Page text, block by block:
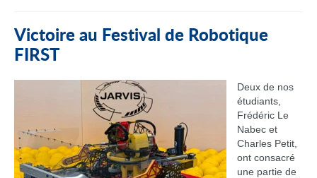
Victoire au Festival de Robotique
FIRST
Deux de nos
étudiants,
Frédéric Le
Nabec et
Charles Petit,
ont consacré
une partie de